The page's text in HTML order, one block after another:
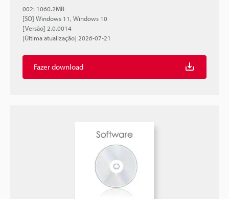
002: 1060.2MB
[SO] Windows 11, Windows 10
[Versão] 2.0.0014
[Última atualização] 2026-07-21
Fazer download